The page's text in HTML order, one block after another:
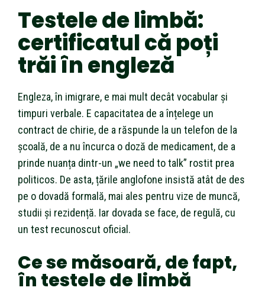
Testele de limbă:
certificatul că poți
trăi în engleză
Engleza, în imigrare, e mai mult decât vocabular și
timpuri verbale. E capacitatea de a înțelege un
contract de chirie, de a răspunde la un telefon de la
școală, de a nu încurca o doză de medicament, de a
prinde nuanța dintr-un „we need to talk” rostit prea
politicos. De asta, țările anglofone insistă atât de des
pe o dovadă formală, mai ales pentru vize de muncă,
studii și rezidență. Iar dovada se face, de regulă, cu
un test recunoscut oficial.
Ce se măsoară, de fapt,
în testele de limbă